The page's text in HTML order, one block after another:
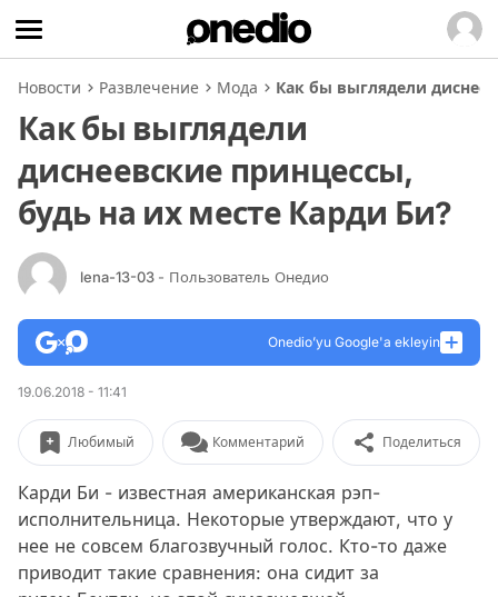
Новости Развлечение Мода Как бы выглядели
Как бы выглядели
диснеевские принцессы,
будь на их месте Карди Би?
lena-13-03 - Пользователь Онедио
Onedio’yu Google'a ekleyin
19.06.2018 - 11:41
Любимый Комментарий Поделиться
Карди Би - известная американская рэп-
исполнительница. Некоторые утверждают, что у
нее не совсем благозвучный голос. Кто-то даже
приводит такие сравнения: она сидит за